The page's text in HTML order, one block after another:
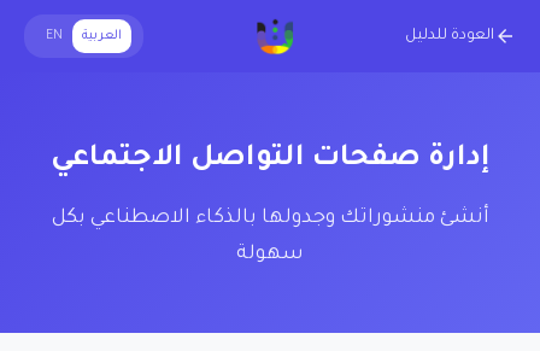
العودة للدليل العربية EN
إدارة صفحات التواصل الاجتماعي
أنشئ منشوراتك وجدولها بالذكاء الاصطناعي بكل
سهولة